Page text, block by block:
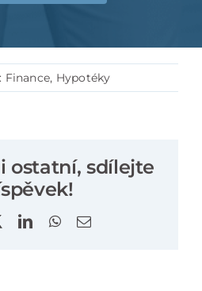
Finance, Hypotéky
ostatní, sdílejte
LinkedInWhatsApp
E-